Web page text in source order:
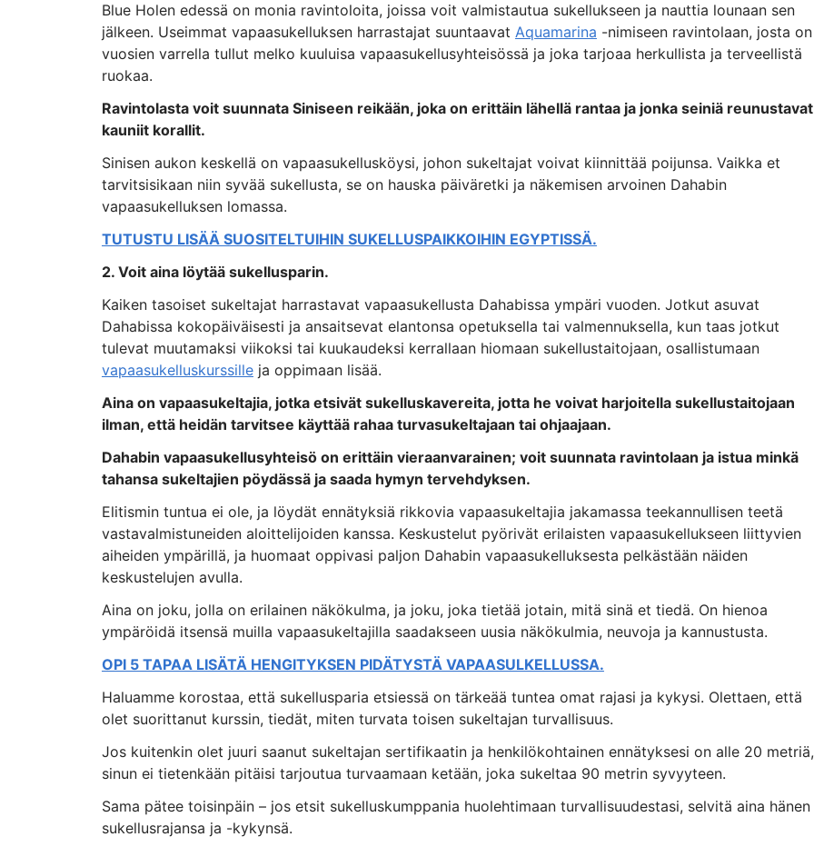
Blue Holen edessä on monia ravintoloita, joissa voit valmistautua sukellukseen ja nauttia lounaan sen
jälkeen. Useimmat vapaasukelluksen harrastajat suuntaavat Aquamarina -nimiseen ravintolaan, josta on
vuosien varrella tullut melko kuuluisa vapaasukellusyhteisössä ja joka tarjoaa herkullista ja terveellistä
ruokaa.
Ravintolasta voit suunnata Siniseen reikään, joka on erittäin lähellä rantaa ja jonka seiniä reunustavat
kauniit korallit.
Sinisen aukon keskellä on vapaasukellusköysi, johon sukeltajat voivat kiinnittää poijunsa. Vaikka et
tarvitsisikaan niin syvää sukellusta, se on hauska päiväretki ja näkemisen arvoinen Dahabin
vapaasukelluksen lomassa.
TUTUSTU LISÄÄ SUOSITELTUIHIN SUKELLUSPAIKKOIHIN EGYPTISSÄ.
2. Voit aina löytää sukellusparin.
Kaiken tasoiset sukeltajat harrastavat vapaasukellusta Dahabissa ympäri vuoden. Jotkut asuvat
Dahabissa kokopäiväisesti ja ansaitsevat elantonsa opetuksella tai valmennuksella, kun taas jotkut
tulevat muutamaksi viikoksi tai kuukaudeksi kerrallaan hiomaan sukellustaitojaan, osallistumaan
vapaasukelluskurssilleja oppimaan lisää.
Aina on vapaasukeltajia, jotka etsivät sukelluskavereita, jotta he voivat harjoitella sukellustaitojaan
ilman, että heidän tarvitsee käyttää rahaa turvasukeltajaan tai ohjaajaan.
Dahabin vapaasukellusyhteisö on erittäin vieraanvarainen; voit suunnata ravintolaan ja istua minkä
tahansa sukeltajien pöydässä ja saada hymyn tervehdyksen.
Elitismin tuntua ei ole, ja löydät ennätyksiä rikkovia vapaasukeltajia jakamassa teekannullisen teetä
vastavalmistuneiden aloittelijoiden kanssa. Keskustelut pyörivät erilaisten vapaasukellukseen liittyvien
aiheiden ympärillä, ja huomaat oppivasi paljon Dahabin vapaasukelluksesta pelkästään näiden
keskustelujen avulla.
Aina on joku, jolla on erilainen näkökulma, ja joku, joka tietää jotain, mitä sinä et tiedä. On hienoa
ympäröidä itsensä muilla vapaasukeltajilla saadakseen uusia näkökulmia, neuvoja ja kannustusta.
OPI 5 TAPAA LISÄTÄ HENGITYKSEN PIDÄTYSTÄ VAPAASULKELLUSSA.
Haluamme korostaa, että sukellusparia etsiessä on tärkeää tuntea omat rajasi ja kykysi. Olettaen, että
olet suorittanut kurssin, tiedät, miten turvata toisen sukeltajan turvallisuus.
Jos kuitenkin olet juuri saanut sukeltajan sertifikaatin ja henkilökohtainen ennätyksesi on alle 20 metriä,
sinun ei tietenkään pitäisi tarjoutua turvaamaan ketään, joka sukeltaa 90 metrin syvyyteen.
Sama pätee toisinpäin – jos etsit sukelluskumppania huolehtimaan turvallisuudestasi, selvitä aina hänen
sukellusrajansa ja -kykynsä.